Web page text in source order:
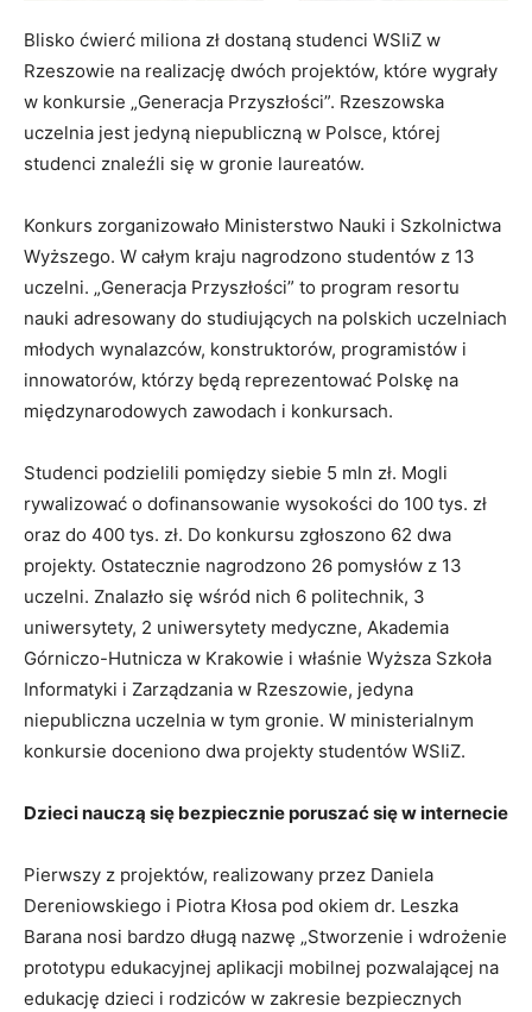
Blisko ćwierć miliona zł dostaną studenci WSIiZ w
Rzeszowie na realizację dwóch projektów, które wygrały
w konkursie „Generacja Przyszłości”. Rzeszowska
uczelnia jest jedyną niepubliczną w Polsce, której
studenci znaleźli się w gronie laureatów.
Konkurs zorganizowało Ministerstwo Nauki i Szkolnictwa
Wyższego. W całym kraju nagrodzono studentów z 13
uczelni. „Generacja Przyszłości” to program resortu
nauki adresowany do studiujących na polskich uczelniach
młodych wynalazców, konstruktorów, programistów i
innowatorów, którzy będą reprezentować Polskę na
międzynarodowych zawodach i konkursach.
Studenci podzielili pomiędzy siebie 5 mln zł. Mogli
rywalizować o dofinansowanie wysokości do 100 tys. zł
oraz do 400 tys. zł. Do konkursu zgłoszono 62 dwa
projekty. Ostatecznie nagrodzono 26 pomysłów z 13
uczelni. Znalazło się wśród nich 6 politechnik, 3
uniwersytety, 2 uniwersytety medyczne, Akademia
Górniczo-Hutnicza w Krakowie i właśnie Wyższa Szkoła
Informatyki i Zarządzania w Rzeszowie, jedyna
niepubliczna uczelnia w tym gronie. W ministerialnym
konkursie doceniono dwa projekty studentów WSIiZ.
Dzieci nauczą się bezpiecznie poruszać się w internecie
Pierwszy z projektów, realizowany przez Daniela
Dereniowskiego i Piotra Kłosa pod okiem dr. Leszka
Barana nosi bardzo długą nazwę „Stworzenie i wdrożenie
prototypu edukacyjnej aplikacji mobilnej pozwalającej na
edukację dzieci i rodziców w zakresie bezpiecznych